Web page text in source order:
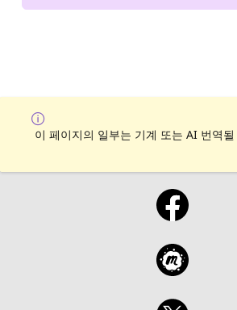
이 페이지의 일부는 기계 또는 AI 번역